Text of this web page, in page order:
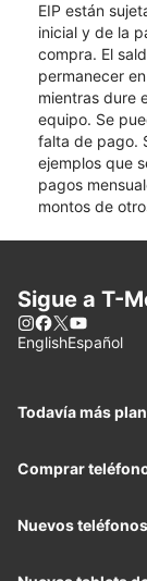
EIP están
inicial y de la
compra. El
permanecer
mientras dure
equipo. Se
falta de pago.
ejemplos que
pagos
montos de